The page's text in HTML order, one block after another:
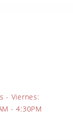
- Viernes:
- 4:30PM